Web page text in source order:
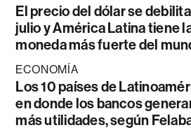
El precio del dólar se
julio y América Latina tiene
moneda más fuerte del
ECONOMÍA
Los 10 países de
en donde los bancos
más utilidades, según